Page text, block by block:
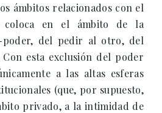
ámbitos relacionados con el
coloca en el ámbito de la
poder, del pedir al otro, del
esta exclusión del poder
a las altas esferas
(que, por supuesto,
privado, a la intimidad de